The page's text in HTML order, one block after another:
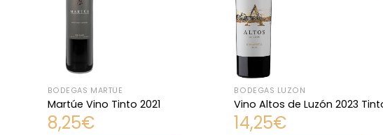
BODEGAS MARTÚE
Martúe Vino Tinto 2021
8,25€
BODEGAS LUZÓN
Vino Altos de Luzón 2023
14,25€